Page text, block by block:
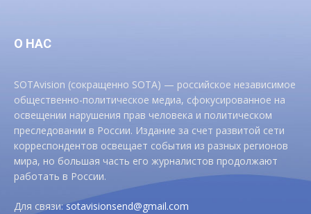
О НАС
SOTAvision (сокращенно SOTA) — российское независимое
общественно-политическое медиа, сфокусированное на
освещении нарушения прав человека и политическом
преследовании в России. Издание за счет развитой сети
корреспондентов освещает события из разных регионов
мира, но большая часть его журналистов продолжают
работать в России.
Для связи:sotavisionsend@gmail.com